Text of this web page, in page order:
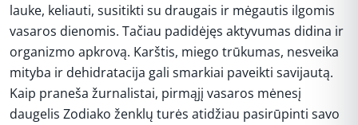
lauke, keliauti, susitikti su draugais ir mėgautis ilgomis
vasaros dienomis. Tačiau padidėjęs aktyvumas didina ir
organizmo apkrovą. Karštis, miego trūkumas, nesveika
mityba ir dehidratacija gali smarkiai paveikti savijautą.
Kaip praneša žurnalistai, pirmąjį vasaros mėnesį
daugelis Zodiako ženklų turės atidžiau pasirūpinti savo